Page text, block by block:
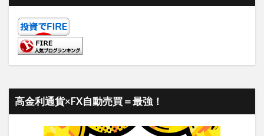
高金利通貨×FX自動売買＝最強！